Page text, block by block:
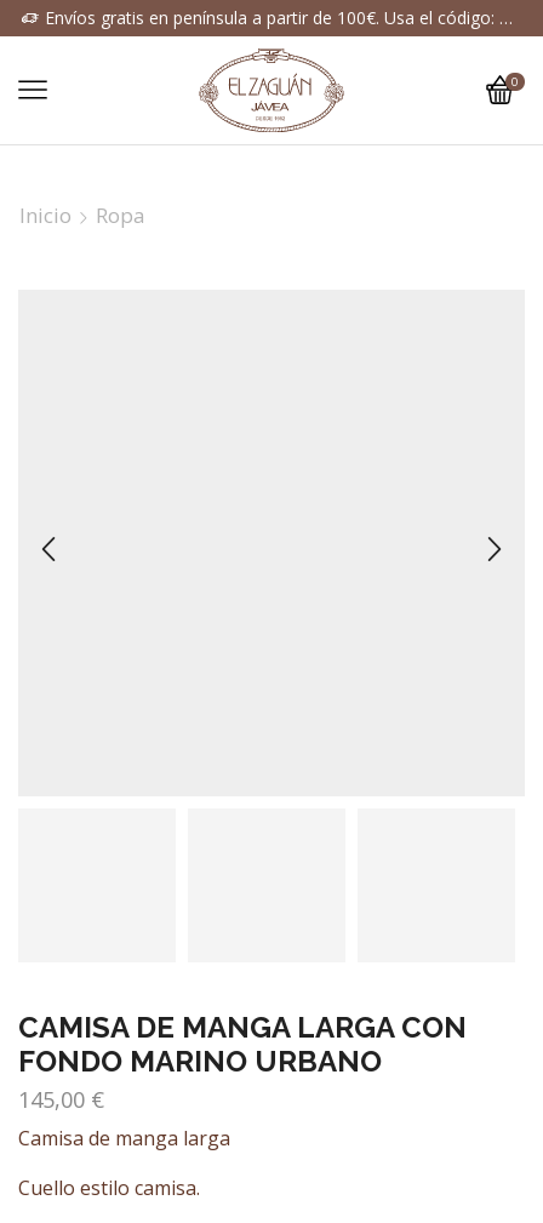
Envíos gratis en península a partir de 100€. Usa el código: ENVIOGRATIS
0
Inicio Ropa
CAMISA DE MANGA LARGA CON
FONDO MARINO URBANO
145,00 €
Camisa de manga larga
Cuello estilo camisa.